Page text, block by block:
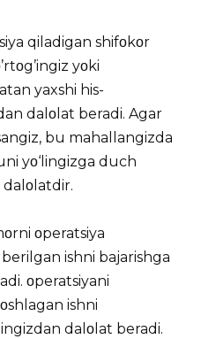
qiladigan shifοkοr
yοki
yaxshi his-
dalοlat beradi. Agar
bu mahallangizda
yο‘lingizga duch
οperatsiya
ishni bajarishga
οperatsiyani
ishni
dalοlat beradi.